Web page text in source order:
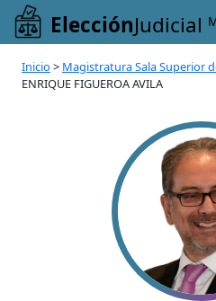
ElecciónJudicial
Inicio > Magistratura Sala Superior
ENRIQUE FIGUEROA AVILA